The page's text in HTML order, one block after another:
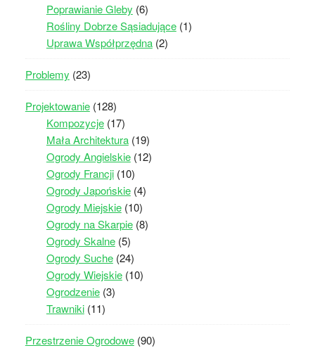
Poprawianie Gleby (6)
Rośliny Dobrze Sąsiadujące(1)
Uprawa Współprzędna(2)
Problemy (23)
Projektowanie(128)
Kompozycje(17)
Mała Architektura(19)
Ogrody Angielskie(12)
Ogrody Francji(10)
Ogrody Japońskie(4)
Ogrody Miejskie(10)
Ogrody na Skarpie(8)
Ogrody Skalne(5)
Ogrody Suche(24)
Ogrody Wiejskie(10)
Ogrodzenie(3)
Trawniki(11)
Przestrzenie Ogrodowe(90)